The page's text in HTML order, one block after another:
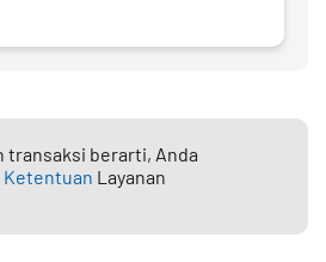
transaksi berarti, Anda
Ketentuan Layanan